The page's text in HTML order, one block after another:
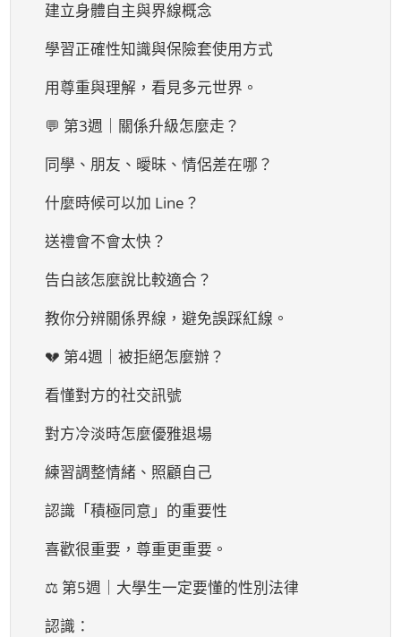
建立身體自主與界線概念
學習正確性知識與保險套使用方式
用尊重與理解，看見多元世界。
💬 第3週｜關係升級怎麼走？
同學、朋友、曖昧、情侶差在哪？
什麼時候可以加 Line？
送禮會不會太快？
告白該怎麼說比較適合？
教你分辨關係界線，避免誤踩紅線。
💔 第4週｜被拒絕怎麼辦？
看懂對方的社交訊號
對方冷淡時怎麼優雅退場
練習調整情緒、照顧自己
認識「積極同意」的重要性
喜歡很重要，尊重更重要。
⚖ 第5週｜大學生一定要懂的性別法律
認識：